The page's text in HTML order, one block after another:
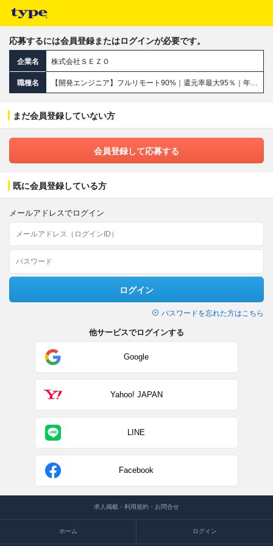
応募するには会員登録またはログインが必要です。
企業名 株式会社ＳＥＺＯ
職種名 【開発エンジニア】フルリモート90%｜還元率最大95％｜年収160万UP実績あり｜案件完全選択制｜エンド直多数
まだ会員登録していない方
会員登録して応募する
既に会員登録している方
メールアドレスでログイン
ログイン
パスワードを忘れた方はこちら
他サービスでログインする
Google
Yahoo! JAPAN
LINE
Facebook
求人掲載・利用規約・お問合せ
ホーム ログイン